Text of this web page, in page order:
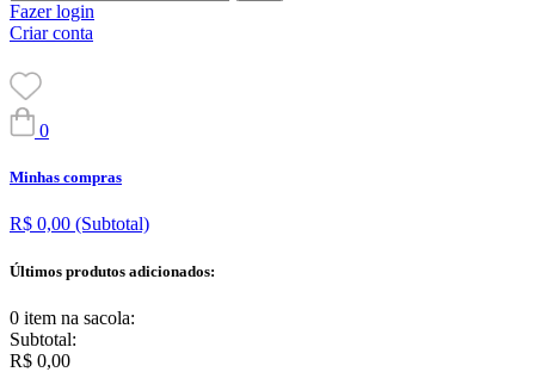
Fazer login
Criar conta
0
Minhas compras
R$ 0,00 (Subtotal)
Últimos produtos adicionados:
0 item na sacola:
Subtotal:
R$ 0,00